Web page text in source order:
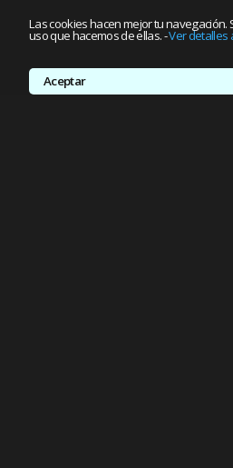
Las cookies hacen mejor tu navegación.
uso que hacemos de ellas.-Ver detalles
Aceptar